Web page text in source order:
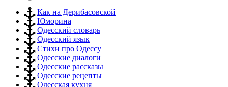
Как на Дерибасовской
Юморина
Одесский словарь
Одесский язык
Стихи про Одессу
Одесские диалоги
Одесские рассказы
Одесские рецепты
Одесская кухня